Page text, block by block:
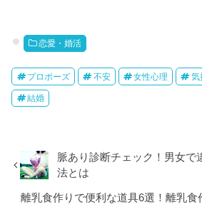
恋愛・婚活
プロポーズ 不安 女性心理 気
結婚
脈あり診断チェック！男女で
法とは
離乳食作りで便利な道具6選！離乳食